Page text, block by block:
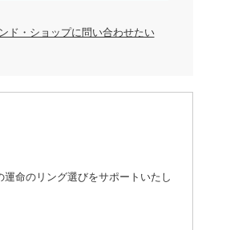
ド・ショップに問い合わせたい
命のリング選びをサポートいたし